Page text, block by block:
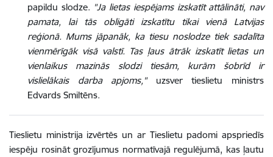
papildu slodze. "Ja lietas iespējams izskatīt attālināti, nav
pamata, lai tās obligāti izskatītu tikai vienā Latvijas
reģionā. Mums jāpanāk, ka tiesu noslodze tiek sadalīta
vienmērīgāk visā valstī. Tas ļaus ātrāk izskatīt lietas un
vienlaikus mazinās slodzi tiesām, kurām šobrīd ir
vislielākais darba apjoms," uzsver tieslietu ministrs
Edvards Smiltēns.
Tieslietu ministrija izvērtēs un ar Tieslietu padomi apspriedīs
iespēju rosināt grozījumus normatīvajā regulējumā, kas ļautu